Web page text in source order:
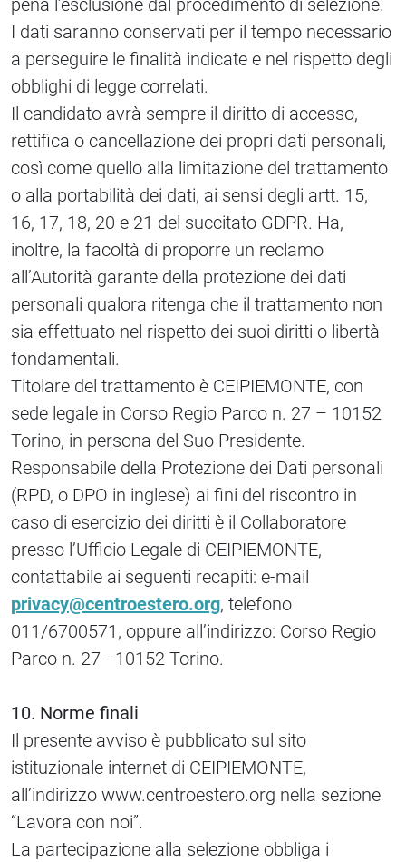
pena l’esclusione dal procedimento di selezione.
I dati saranno conservati per il tempo necessario
a perseguire le finalità indicate e nel rispetto degli
obblighi di legge correlati.
Il candidato avrà sempre il diritto di accesso,
rettifica o cancellazione dei propri dati personali,
così come quello alla limitazione del trattamento
o alla portabilità dei dati, ai sensi degli artt. 15,
16, 17, 18, 20 e 21 del succitato GDPR. Ha,
inoltre, la facoltà di proporre un reclamo
all’Autorità garante della protezione dei dati
personali qualora ritenga che il trattamento non
sia effettuato nel rispetto dei suoi diritti o libertà
fondamentali.
Titolare del trattamento è CEIPIEMONTE, con
sede legale in Corso Regio Parco n. 27 – 10152
Torino, in persona del Suo Presidente.
Responsabile della Protezione dei Dati personali
(RPD, o DPO in inglese) ai fini del riscontro in
caso di esercizio dei diritti è il Collaboratore
presso l’Ufficio Legale di CEIPIEMONTE,
contattabile ai seguenti recapiti: e-mail
privacy@centroestero.org, telefono
011/6700571, oppure all’indirizzo: Corso Regio
Parco n. 27 - 10152 Torino.
10. Norme finali
Il presente avviso è pubblicato sul sito
istituzionale internet di CEIPIEMONTE,
all’indirizzo www.centroestero.org nella sezione
“Lavora con noi”.
La partecipazione alla selezione obbliga i